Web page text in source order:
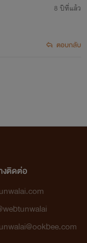
8 ปีที่แล้ว
ตอบกลับ
งติดต่อ